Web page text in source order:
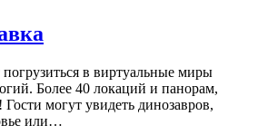
в виртуальные миры
Более 40 локаций и панорам,
могут увидеть динозавров,
или…